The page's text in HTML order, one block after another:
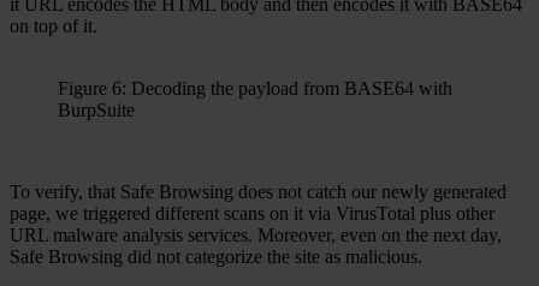
it URL encodes the HTML body and then encodes it with BASE64
on top of it.
Figure 6: Decoding the payload from BASE64 with
BurpSuite
To verify, that Safe Browsing does not catch our newly generated
page, we triggered different scans on it via VirusTotal plus other
URL malware analysis services. Moreover, even on the next day,
Safe Browsing did not categorize the site as malicious.